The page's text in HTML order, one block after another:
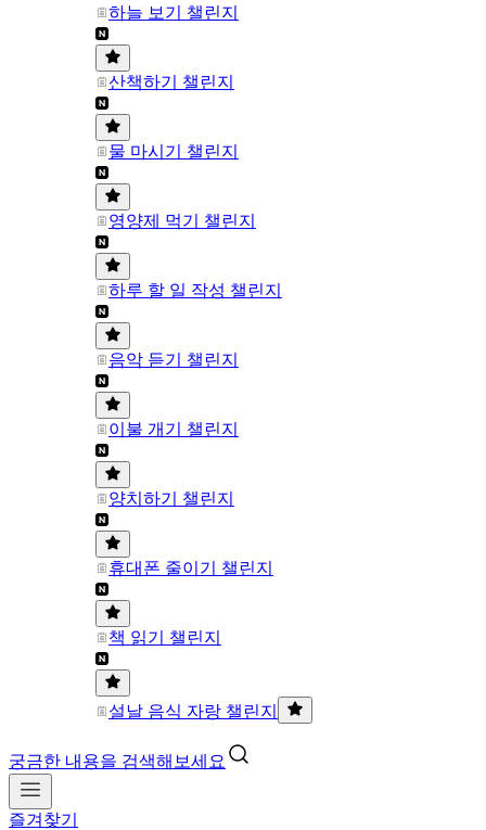
하늘 보기 챌린지
산책하기 챌린지
물 마시기 챌린지
영양제 먹기 챌린지
하루 할 일 작성 챌린지
음악 듣기 챌린지
이불 개기 챌린지
양치하기 챌린지
휴대폰 줄이기 챌린지
책 읽기 챌린지
설날 음식 자랑 챌린지
궁금한 내용을 검색해보세요
즐겨찾기